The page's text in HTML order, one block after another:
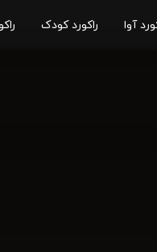
آوا راکورد کودک